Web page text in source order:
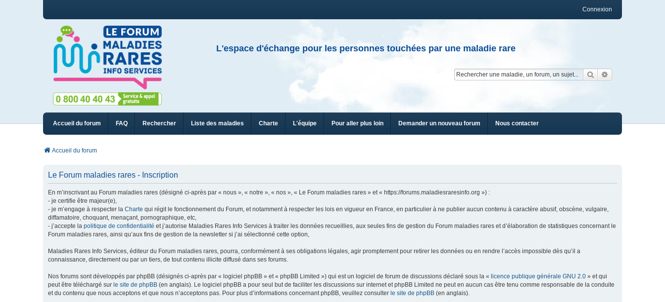
Connexion
L'espace d'échange pour les personnes touchées par une maladie rare
Rechercher
Accueil du forum FAQ Rechercher Liste des maladies Charte L'équipe Pour aller plus loin Demander un nouveau forum Nous contacter
Accueil du forum
Le Forum maladies rares - Inscription
En m’inscrivant au Forum maladies rares (désigné ci-après par « nous », « notre », « nos », « Le Forum maladies rares » et « https://forums.maladiesraresinfo.org ») :
- je certifie être majeur(e),
- je m’engage à respecter la Charte qui régit le fonctionnement du Forum, et notamment à respecter les lois en vigueur en France, en particulier à ne publier aucun contenu à caractère abusif, obscène, vulgaire,
diffamatoire, choquant, menaçant, pornographique, etc,
- j’accepte la politique de confidentialité et j’autorise Maladies Rares Info Services à traiter les données recueillies, aux seules fins de gestion du Forum maladies rares et d’élaboration de statistiques concernant le
Forum maladies rares, ainsi qu’aux fins de gestion de la newsletter si j’ai sélectionné cette option,
Maladies Rares Info Services, éditeur du Forum maladies rares, pourra, conformément à ses obligations légales, agir promptement pour retirer les données ou en rendre l’accès impossible dès qu’il a
connaissance, directement ou par un tiers, de tout contenu illicite diffusé dans ses forums.
Nos forums sont développés par phpBB (désignés ci-après par « logiciel phpBB » et « phpBB Limited ») qui est un logiciel de forum de discussions déclaré sous la « licence publique générale GNU 2.0 » et qui
peut être téléchargé sur le site de phpBB (en anglais). Le logiciel phpBB a pour seul but de faciliter les discussions sur internet et phpBB Limited ne peut en aucun cas être tenu comme responsable de la conduite
et du contenu que nous acceptons et que nous n’acceptons pas. Pour plus d’informations concernant phpBB, veuillez consulter le site de phpBB (en anglais).